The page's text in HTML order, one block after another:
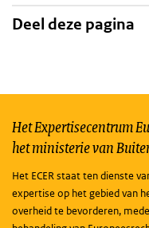
Deel deze pagina
Het Expertisecentrum
het ministerie van
Het ECER staat ten dienste
expertise op het gebied van
overheid te bevorderen,